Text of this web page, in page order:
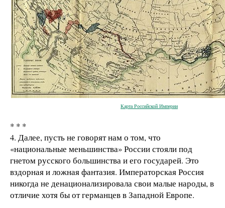
Карта Российской Империи
* * *
4. Далее, пусть не говорят нам о том, что
«национальные меньшинства» России стояли под
гнетом русского большинства и его государей. Это
вздорная и ложная фантазия. Императорская Россия
никогда не денационализировала свои малые народы, в
отличие хотя бы от германцев в Западной Европе.